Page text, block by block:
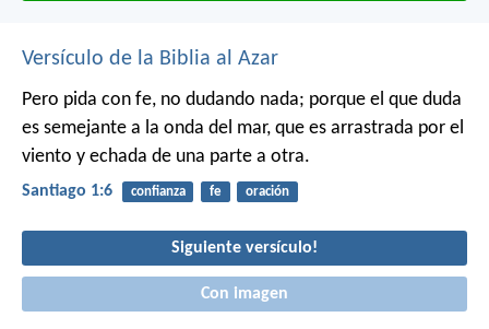
Versículo de la Biblia al Azar
Pero pida con fe, no dudando nada; porque el que duda
es semejante a la onda del mar, que es arrastrada por el
viento y echada de una parte a otra.
Santiago 1:6 confianza fe oración
Siguiente versículo!
Con imagen